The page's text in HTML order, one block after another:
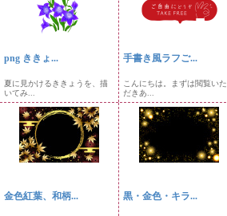
png ききょ...
夏に見かけるききょうを、描
いてみ...
手書き風ラフご...
こんにちは。まずは閲覧いた
だきあ...
金色紅葉、和柄... 黒・金色・キラ...